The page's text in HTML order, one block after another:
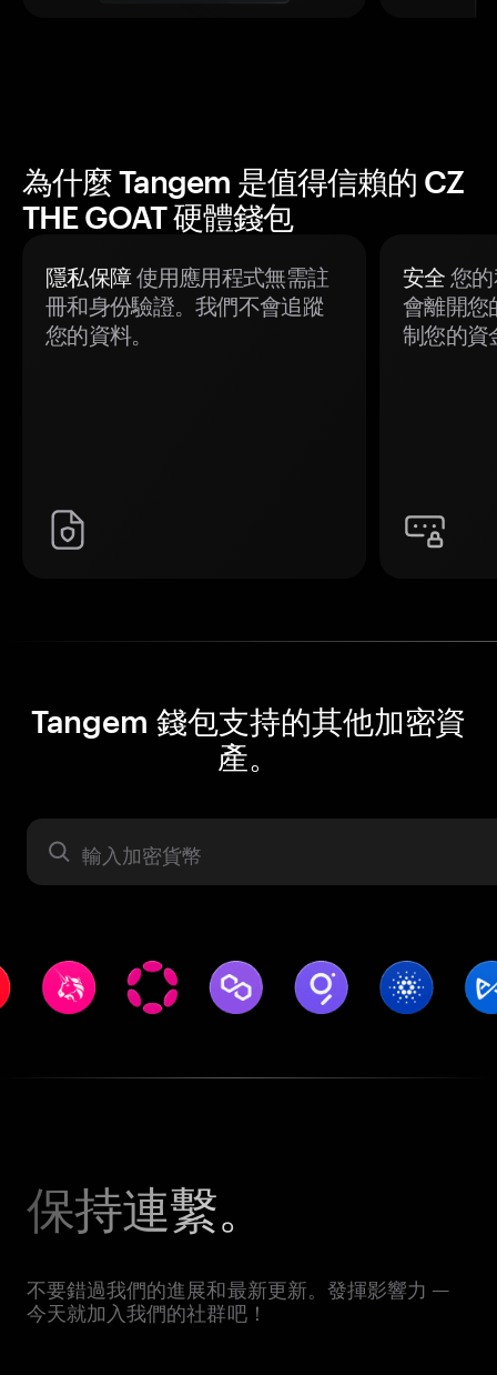
為什麼 Tangem 是值得信賴的 CZ
THE GOAT 硬體錢包
隱私保障使用應用程式無需註
冊和身份驗證。我們不會追蹤
您的資料。
安全 您
會離開您
制您的資
Tangem 錢包支持的其他加密資
產。
資產
保持連繫。
不要錯過我們的進展和最新更新。發揮影響力 —
今天就加入我們的社群吧！